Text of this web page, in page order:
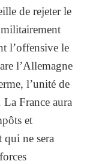
de rejeter le
militairement
l’offensive le
l’Allemagne
l’unité de
La France aura
et
qui ne sera